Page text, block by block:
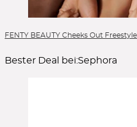
FENTY BEAUTY Cheeks Out
Bester Deal bei:Sephora